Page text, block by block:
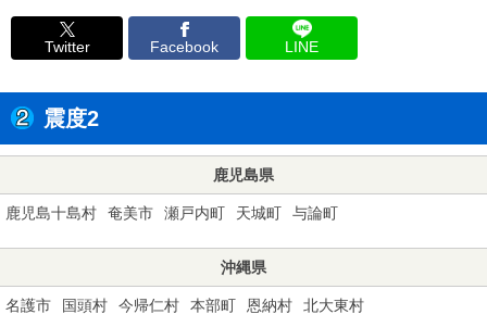
Twitter Facebook LINE
震度2
鹿児島県
鹿児島十島村 奄美市 瀬戸内町 天城町 与論町
沖縄県
名護市 国頭村 今帰仁村 本部町 恩納村 北大東村